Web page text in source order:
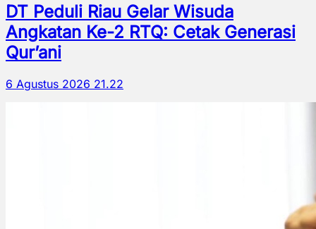
DT Peduli Riau Gelar Wisuda
Angkatan Ke-2 RTQ: Cetak Generasi
Qur’ani
6 Agustus 2026 21.22